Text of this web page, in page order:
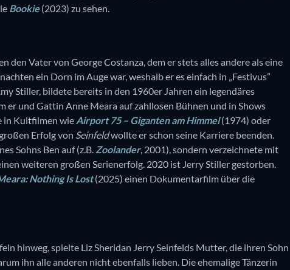
Bookie(2023) zu sehen.
den Vater von George Costanza, dem er stets alles andere als eine
ein Dorn im Auge war, weshalb er es einfach in „Festivus”
Stiller, bildete bereits in den 1960er Jahren ein legendäres
er und Gattin Anne Meara auf zahllosen Bühnen und in Shows
in Kultfilmen wie Airport 75 – Giganten am Himmel(1974) oder
Erfolg von Seinfeldwollte er schon seine Karriere beenden.
Sohns Ben auf (z.B. Zoolander, 2001), sondern verzeichnete mit
weiteren großen Serienerfolg. 2020 ist Jerry Stiller gestorben.
Nothing Is Lost(2025) einen Dokumentarfilm über die
hinweg, spielte Liz Sheridan Jerry Seinfelds Mutter, die ihren Sohn
ihn alle anderen nicht ebenfalls lieben. Die ehemalige Tänzerin